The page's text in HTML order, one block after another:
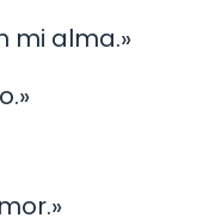
mi alma.»